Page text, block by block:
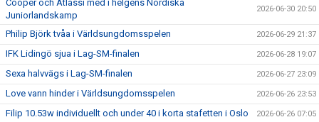
Cooper och Atlassi med i helgens Nordiska
Juniorlandskamp
2026-06-30 20:50
Philip Björk tvåa i Världsungdomsspelen 2026-06-29 21:37
IFK Lidingö sjua i Lag-SM-finalen 2026-06-28 19:07
Sexa halvvägs i Lag-SM-finalen 2026-06-27 23:09
Love vann hinder i Världsungdomsspelen 2026-06-26 23:53
Filip 10.53w individuellt och under 40 i korta stafetten i Oslo 2026-06-26 07:05